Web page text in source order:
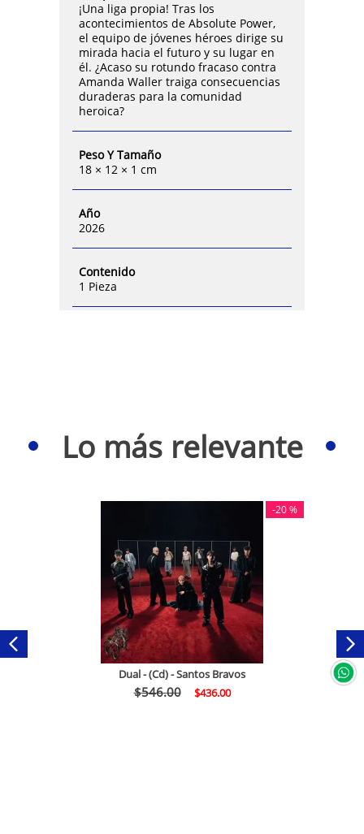
¡Una liga propia! Tras los
acontecimientos de Absolute Power,
el equipo de jóvenes héroes dirige su
mirada hacia el futuro y su lugar en
él. ¿Acaso su rotundo fracaso contra
Amanda Waller traiga consecuencias
duraderas para la comunidad
heroica?
Peso Y Tamaño
18 × 12 × 1 cm
Año
2026
Contenido
1 Pieza
Lo más relevante
-20 %
Dual - (Cd) - Santos Bravos
$546.00 $436.00